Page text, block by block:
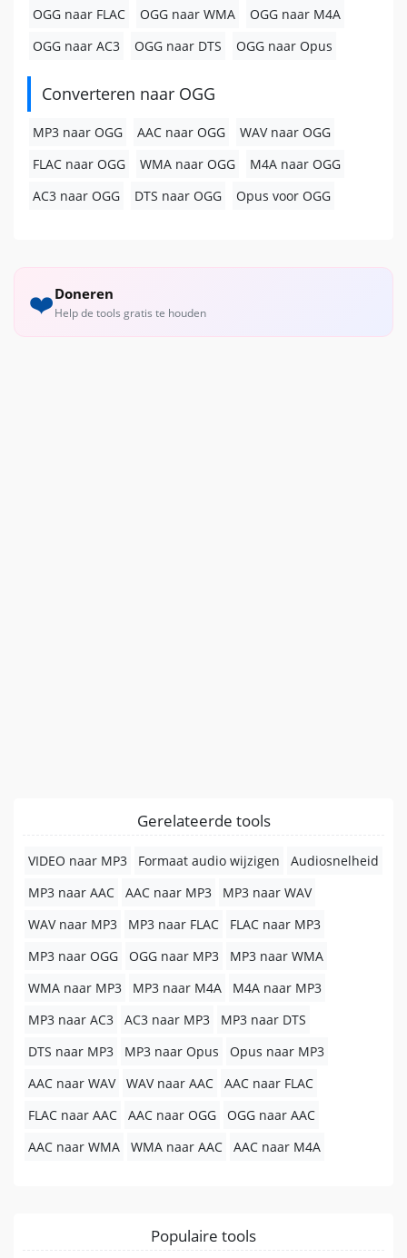
OGG naar FLAC OGG naar WMA
OGG naar M4A
OGG naar AC3
OGG naar DTS OGG naar Opus
Converteren naar OGG
MP3 naar OGG AAC naar OGG
WAV naar OGG
FLAC naar OGG
WMA naar OGG
M4A naar OGG
AC3 naar OGG
DTS naar OGG Opus voor OGG
❤️Doneren
Help de tools gratis te houden
Gerelateerde tools
VIDEO naar MP3 Formaat audio wijzigen
Audiosnelheid
MP3 naar AAC
AAC naar MP3
MP3 naar WAV
WAV naar MP3
MP3 naar FLAC
FLAC naar MP3
MP3 naar OGG
OGG naar MP3
MP3 naar WMA
WMA naar MP3
MP3 naar M4A
M4A naar MP3
MP3 naar AC3
AC3 naar MP3
MP3 naar DTS
DTS naar MP3
MP3 naar Opus
Opus naar MP3
AAC naar WAV
WAV naar AAC
AAC naar FLAC
FLAC naar AAC
AAC naar OGG
OGG naar AAC
AAC naar WMA
WMA naar AAC AAC naar M4A
Populaire tools